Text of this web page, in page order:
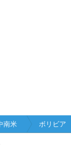
南米 ボリビア